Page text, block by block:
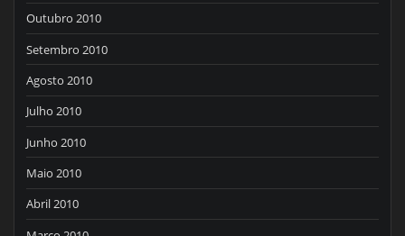
Outubro 2010
Setembro 2010
Agosto 2010
Julho 2010
Junho 2010
Maio 2010
Abril 2010